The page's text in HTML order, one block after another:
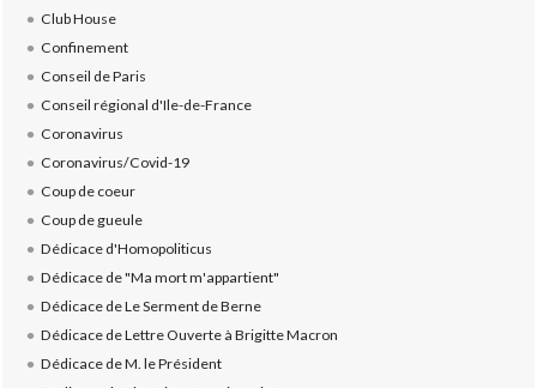
Club House
Confinement
Conseil de Paris
Conseil régional d'Ile-de-France
Coronavirus
Coronavirus/Covid-19
Coup de coeur
Coup de gueule
Dédicace d'Homopoliticus
Dédicace de "Ma mort m'appartient"
Dédicace de Le Serment de Berne
Dédicace de Lettre Ouverte à Brigitte Macron
Dédicace de M. le Président